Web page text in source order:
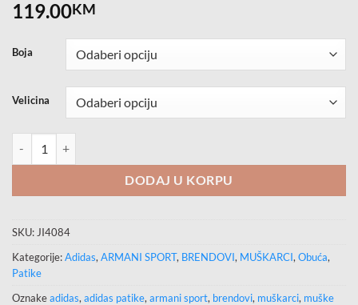
119.00KM
Boja
Velicina
DODAJ U KORPU
SKU: JI4084
Kategorije:Adidas, ARMANI SPORT, BRENDOVI, MUŠKARCI, Obuća,
Patike
Oznakeadidas, adidas patike, armani sport, brendovi, muškarci, muške